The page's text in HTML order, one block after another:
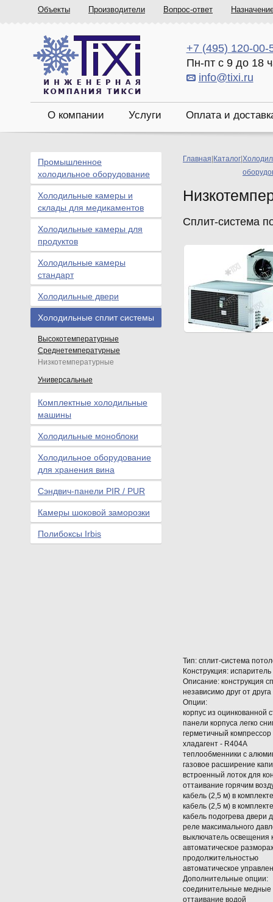
Объекты Производители Вопрос-ответ
+7 (495) 120-00-
Пн-пт с 9 до 18
info@tixi.ru
О компании Услуги Оплата и
Главная Каталог
Сплит-система
Тип: сплит-система
Конструкция:
Описание: конструкция
независимо друг от
Опции:
корпус из оцинкованной
панели корпуса легко
герметичный
хладагент - R404A
теплообменники с
газовое расширение
встроенный лоток для
оттаивание горячим
кабель (2,5 м) в
кабель (2,5 м) в
кабель подогрева двери
реле максимального
выключатель освещения
автоматическое
продолжительностью
автоматическое
Дополнительные опции:
соединительные медные
оттаивание водой
Промышленное
холодильное оборудование
Холодильные камеры и
склады для медикаментов
Холодильные камеры для
продуктов
Холодильные камеры
стандарт
Холодильные двери
Холодильные сплит системы
Высокотемпературные
Среднетемпературные
Низкотемпературные
Универсальные
Комплектные холодильные
машины
Холодильные моноблоки
Холодильное оборудование
для хранения вина
Сэндвич-панели PIR / PUR
Камеры шоковой заморозки
Полибоксы Irbis